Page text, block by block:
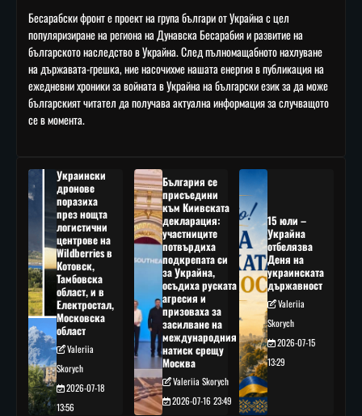
Бесарабски фронт е проект на група българи от Украйна с цел
популяризиране на региона на Дунавска Бесарабия и развитие на
българското наследство в Украйна. След пълномащабното нахлуване
на държавата-грешка, ние насочихме нашата енергия в публикация на
ежедневни хроники за войната в Украйна на български език за да може
българският читател да получава актуална информация за случващото
се в момента.
Украински
дронове
поразиха
през нощта
логистични
центрове на
Wildberries в
Котовск,
Тамбовска
област, и в
Електростал,
Московска
област
Valeriia
Skorych
2026-07-18
13:56
България се
присъедини
към Киивската
декларация:
участниците
потвърдиха
подкрепата си
за Украйна,
осъдиха руската
агресия и
призоваха за
засилване на
международния
натиск срещу
Москва
Valeriia Skorych
2026-07-16 23:49
15 юли –
Украйна
отбелязва
Деня на
украинската
държавност
Valeriia
Skorych
2026-07-15
13:29